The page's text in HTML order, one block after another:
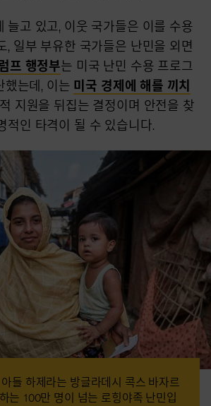
늘고 있고, 이웃 국가들은 이를 수용
, 일부 부유한 국가들은 난민을 외면
프 행정부는 미국 난민 수용 프로그
했는데, 이는 미국 경제에 해를 끼치
지원을 뒤집는 결정이며 안전을 찾
적인 타격이 될 수 있습니다.
들 하제라는 방글라데시 콕스 바자르
는 100만 명이 넘는 로힝야족 난민입